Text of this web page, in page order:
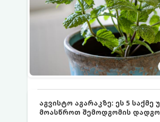
აგვისტო აგარაკზე: ეს 5 საქმე
მოასწროთ შემოდგომის